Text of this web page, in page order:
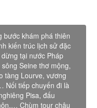
bước khám phá thiên
kiến trúc lịch sử đặc
tại nước Pháp
Seine thơ mộng,
tàng Lourve, vương
Nối tiếp chuyến đi là
Pisa, đấu
Chùm tour châu